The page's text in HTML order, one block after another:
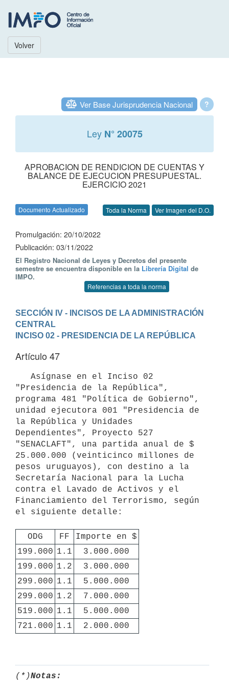
Volver
?
Ver Base Jurisprudencia Nacional
Ley N° 20075
APROBACION DE RENDICION DE CUENTAS Y
BALANCE DE EJECUCION PRESUPUESTAL.
EJERCICIO 2021
Documento Actualizado Toda la Norma Ver Imagen del D.O.
Promulgación: 20/10/2022
Publicación: 03/11/2022
El Registro Nacional de Leyes y Decretos del presente
semestre se encuentra disponible en la Librería Digital de
IMPO.
Referencias a toda la norma
SECCIÓN IV - INCISOS DE LA ADMINISTRACIÓN
CENTRAL
INCISO 02 - PRESIDENCIA DE LA REPÚBLICA
Artículo 47
"Presidencia de la República",
programa 481 "Política de Gobierno",
unidad ejecutora 001 "Presidencia de
la República y Unidades
Dependientes", Proyecto 527
"SENACLAFT", una partida anual de $
25.000.000 (veinticinco millones de
pesos uruguayos), con destino a la
Secretaría Nacional para la Lucha
contra el Lavado de Activos y el
Financiamiento del Terrorismo, según
el siguiente detalle:
ODG FF
Importe en $
199.000 1.1
3.000.000
199.000 1.2
3.000.000
299.000 1.1
5.000.000
299.000 1.2
7.000.000
519.000 1.1
5.000.000
721.000 1.1 2.000.000
(*)Notas: